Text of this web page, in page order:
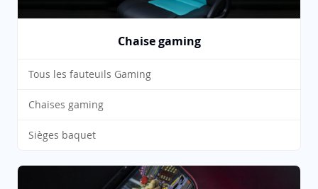
Chaise gaming
Tous les fauteuils Gaming
Chaises gaming
Sièges baquet